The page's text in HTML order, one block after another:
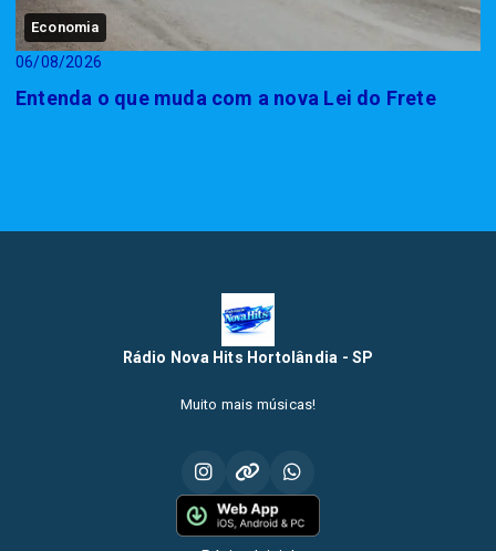
Economia
06/08/2026
Entenda o que muda com a nova Lei do Frete
Rádio Nova Hits Hortolândia - SP
Muito mais músicas!